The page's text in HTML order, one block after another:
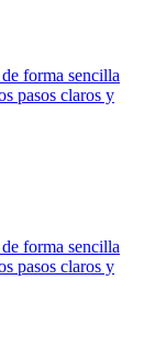
forma sencilla
pasos claros y
forma sencilla
pasos claros y